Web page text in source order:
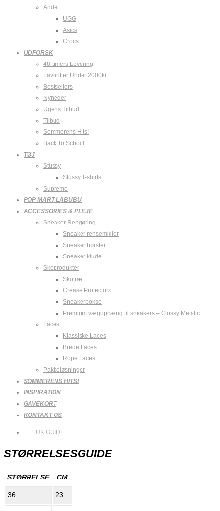
Andet
UGG
Asics
Crocs
UDFORSK
48-timers Levering
Favoritter Under 2000kr
Bestsellers
Nyheder
Ugens Tilbud
Tilbud
Sommerens Hits!
Back To School
TØJ
Stüssy
Stüssy T-shirts
Supreme
POP MART LABUBU
ACCESSORIES & PLEJE
Sneaker Rengøring
Sneaker rensemidler
Sneaker børster
Sneaker klude
Skoprodukter
Skotræ
Crease Protectors
Sneakerbokse
Premium vægophæng til sneakers – Glossy Metalic
Laces
Klassiske Laces
Brede Laces
Rope Laces
Pakkeløsninger
SOMMERENS HITS!
INSPIRATION
GAVEKORT
KONTAKT OS
LUK GUIDE
STØRRELSESGUIDE
STØRRELSE CM
36 23